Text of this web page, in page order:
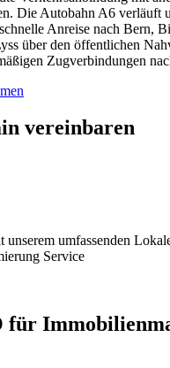
Die Autobahn A6 verläuft
Anreise nach Bern,
über den öffentlichen
Zugverbindungen
vereinbaren
umfassenden
Service
für